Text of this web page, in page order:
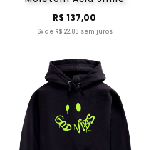
R$ 137,00
6x de R$ 22,83 sem juros